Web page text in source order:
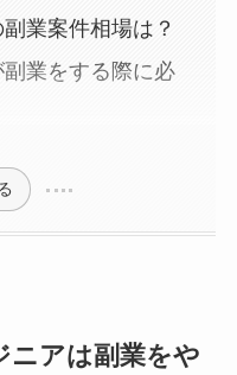
業案件相場は？
業をする際に必
ニアは副業をや